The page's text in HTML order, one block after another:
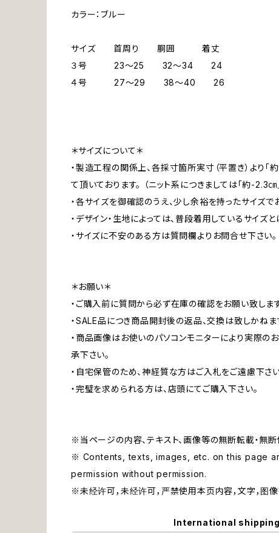
カラー：ブルー
サイズ 首周り 胴囲 着丈
３号 23～25 32～34 24
４号 27～29 38～40 26
＊サイズについて＊
・製造工程の関係上、各採寸箇所実寸（平置き）より
て頂いております。 （ニット系につきましては「約-2.3㎝」
・各サイズを御確認のうえ、少し余裕を持ったサイズで
・デザイン・生地によっては、普段着用しているサイズ
・サイズに不安のある方は質問欄よりお問合せ下さい。
＊お願い＊
・ご購入前に質問から必ず在庫の確認をお願い致します
・SALE品につき商品開封後の返品、交換は致しかねま
・商品画像はお使いのパソコンモニターにより実際の
承下さい。
・自宅保管のため、神経質な方はご入札をご遠慮下さい
・完璧を求められる方は、店頭にてご購入下さい。
※当ページの内容、テキスト、画像等の無断転載・無断
※ Contents, texts, images, etc. on this page
permission without permission.
※未经许可，未经许可，严禁使用本页内容，文字，图
International